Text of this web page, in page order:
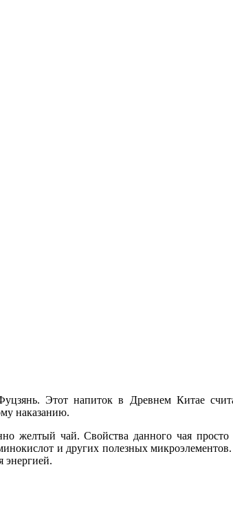
Этот напиток в Древнем Китае
наказанию.
желтый чай. Свойства данного чая
и других полезных
энергией.